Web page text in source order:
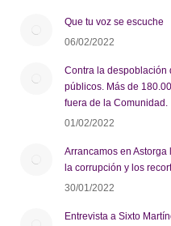
Que tu voz se escuche
06/02/2022
Contra la despoblación
públicos. Más de
fuera de la Comunidad.
01/02/2022
Arrancamos en
la corrupción y los
30/01/2022
Entrevista a Sixto